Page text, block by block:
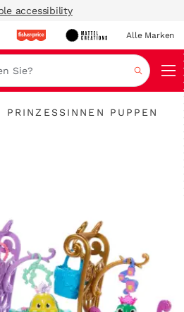
accessibility
Alle Marken
Suche
"PRINZESSINNEN PUPPEN